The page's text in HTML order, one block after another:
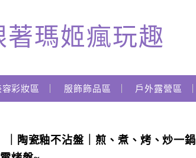
著瑪姬瘋玩趣
容彩妝區 服飾飾品區 戶外露營區
｜陶瓷釉不沾盤｜煎、煮、烤、炒一鍋